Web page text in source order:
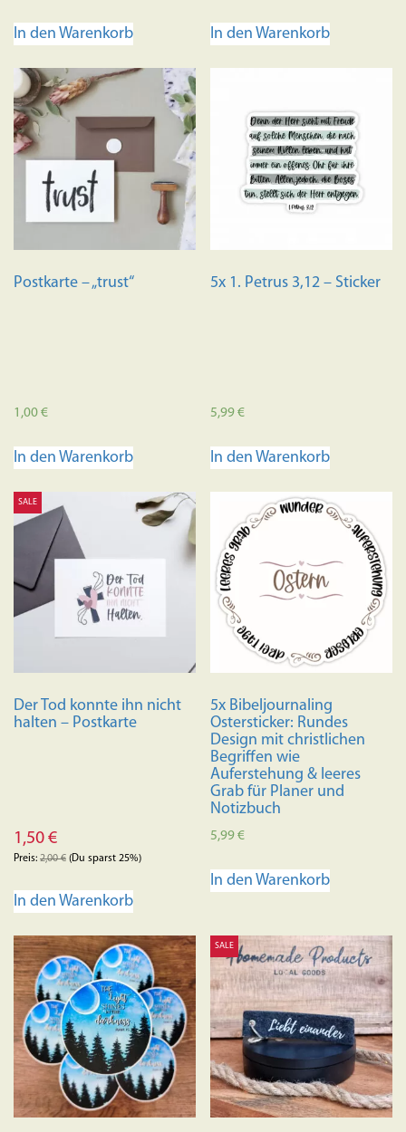
In den Warenkorb In den Warenkorb
Postkarte – „trust“
1,00€
In den Warenkorb
5x 1. Petrus 3,12 – Sticker
5,99€
In den Warenkorb
SALE
Der Tod konnte ihn nicht
halten – Postkarte
1,50 €
Preis: 2,00€ (Du sparst 25%)
In den Warenkorb
5x Bibeljournaling
Ostersticker: Rundes
Design mit christlichen
Begriffen wie
Auferstehung & leeres
Grab für Planer und
Notizbuch
5,99€
In den Warenkorb
SALE